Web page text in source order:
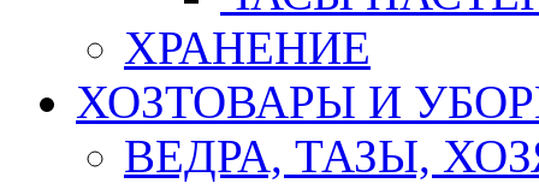
ХРАНЕНИЕ
ХОЗТОВАРЫ И
ВЕДРА, ТАЗЫ,